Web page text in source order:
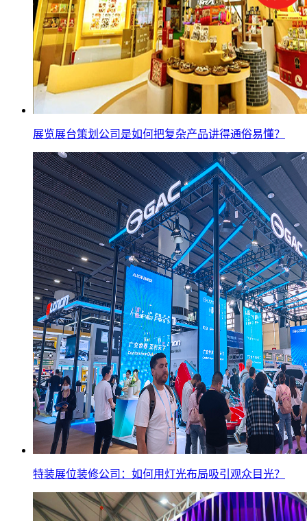
展览展台策划公司是如何把复杂产品讲得通俗易懂？
特装展位装修公司：如何用灯光布局吸引观众目光？